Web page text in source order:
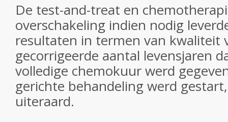
De test-and-treat en
overschakeling indien nodig
resultaten in termen van kwaliteit
gecorrigeerde aantal levensjaren
volledige chemokuur werd
gerichte behandeling werd
uiteraard.